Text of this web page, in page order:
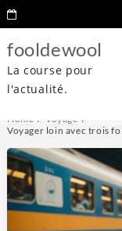
fooldewool
La course pour
l'actualité.
Home
Voyage
Voyager loin avec trois